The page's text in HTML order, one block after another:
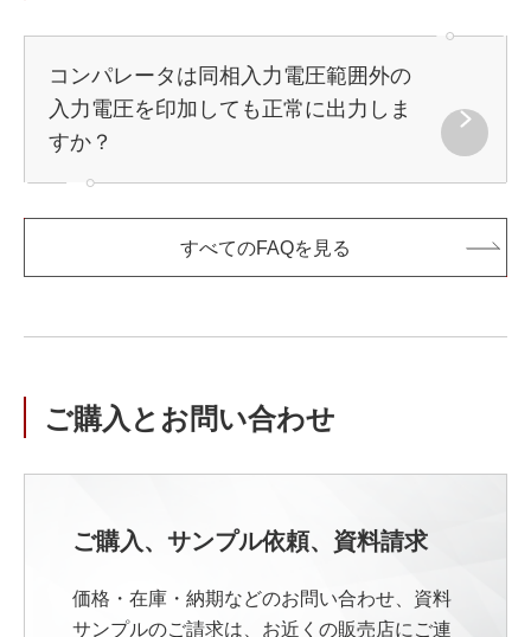
コンパレータは同相入力電圧範囲外の
入力電圧を印加しても正常に出力しま
すか？
すべてのFAQを見る
ご購入とお問い合わせ
ご購入、サンプル依頼、資料請求
価格・在庫・納期などのお問い合わせ、資料
サンプルのご請求は、お近くの販売店にご連